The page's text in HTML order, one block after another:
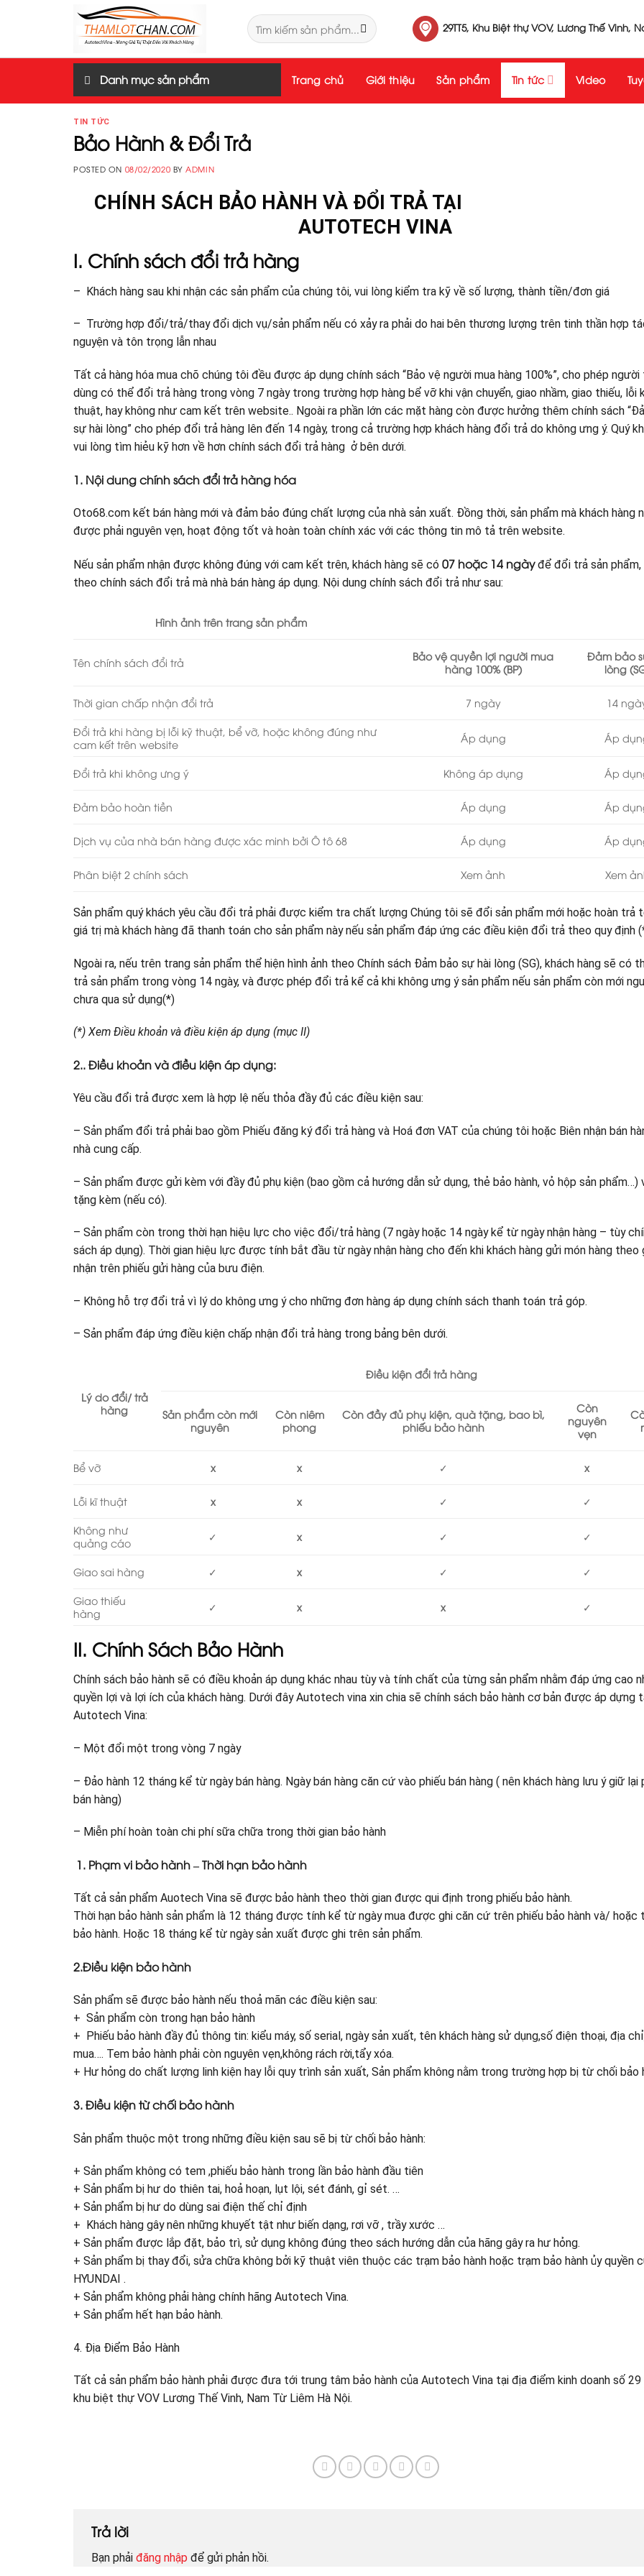
Tìm
kiếm:
29TT5, Khu Biệt thự VOV, Lương Thế Vinh,
Danh mục sản phẩm Trang chủ Giới thiệu Sản phẩm Tin tức Video
TIN TỨC
Bảo Hành & Đổi Trả
POSTED ON 08/02/2020 BY ADMIN
CHÍNH SÁCH BẢO HÀNH VÀ ĐỔI TRẢ TẠI
AUTOTECH VINA
I. Chính sách đổi trả hàng
– Khách hàng sau khi nhận các sản phẩm của chúng tôi, vui lòng kiểm tra kỹ về số lượng, thành tiền/đơn giá
– Trường hợp đổi/trả/thay đổi dịch vụ/sản phẩm nếu có xảy ra phải do hai bên thương lượng trên tinh thần hợp
nguyện và tôn trọng lẫn nhau
​Tất cả hàng hóa mua chõ chúng tôi đều được áp dụng chính sách “Bảo vệ người mua hàng 100%”, cho phép người
dùng có thể đổi trả hàng trong vòng 7 ngày trong trường hợp hàng bể vỡ khi vận chuyển, giao nhầm, giao thiếu, lỗi
thuật, hay không như cam kết trên website.. Ngoài ra phần lớn các mặt hàng còn được hưởng thêm chính sách
sự hài lòng” cho phép đổi trả hàng lên đến 14 ngày, trong cả trường hợp khách hàng đổi trả do không ưng ý. Quý
vui lòng tìm hiẻu kỹ hơn về hơn chính sách đổi trả hàng ở bên dưới.
1. Nội dung chính sách đổi trả hàng hóa
Oto68.com kết bán hàng mới và đảm bảo đúng chất lượng của nhà sản xuất. Đồng thời, sản phẩm mà khách hàng
được phải nguyên vẹn, hoạt động tốt và hoàn toàn chính xác với các thông tin mô tả trên website.
Nếu sản phẩm nhận được không đúng với cam kết trên, khách hàng sẽ có 07 hoặc 14 ngàyđể đổi trả sản phẩm,
theo chính sách đổi trả mà nhà bán hàng áp dụng. Nội dung chính sách đổi trả như sau:
Hình ảnh trên trang sản phẩm
Tên chính sách đổi trả
Bảo vệ quyền lợi người mua
hàng 100% (BP)
Đảm bảo
lòng
Thời gian chấp nhận đổi trả 7 ngày 14
Đổi trả khi hàng bị lỗi kỹ thuật, bể vỡ, hoặc không đúng như
cam kết trên website
Áp dụng Áp
Đổi trả khi không ưng ý Không áp dụng Áp
Đảm bảo hoàn tiền Áp dụng Áp
Dịch vụ của nhà bán hàng được xác minh bởi Ô tô 68 Áp dụng Áp
Phân biệt 2 chính sách Xem ảnh Xem
Sản phẩm quý khách yêu cầu đổi trả phải được kiểm tra chất lượng Chúng tôi sẽ đổi sản phẩm mới hoặc hoàn trả
giá trị mà khách hàng đã thanh toán cho sản phẩm này nếu sản phẩm đáp ứng các điều kiện đổi trả theo quy định
Ngoài ra, nếu trên trang sản phẩm thể hiện hình ảnh theo Chính sách Đảm bảo sự hài lòng (SG), khách hàng sẽ có
trả sản phẩm trong vòng 14 ngày, và được phép đổi trả kể cả khi không ưng ý sản phẩm nếu sản phẩm còn mới
chưa qua sử dụng(*)
(*) Xem Điều khoản và điều kiện áp dụng (mục II)
2.. Điều khoản và điều kiện áp dụng:
Yêu cầu đổi trả được xem là hợp lệ nếu thỏa đầy đủ các điều kiện sau:
– Sản phẩm đổi trả phải bao gồm Phiếu đăng ký đổi trả hàng và Hoá đơn VAT của chúng tôi hoặc Biên nhận bán
nhà cung cấp.
– Sản phẩm được gửi kèm với đầy đủ phụ kiện (bao gồm cả hướng dẫn sử dụng, thẻ bảo hành, vỏ hộp sản phẩm…)
tặng kèm (nếu có).
– Sản phẩm còn trong thời hạn hiệu lực cho việc đổi/trả hàng (7 ngày hoặc 14 ngày kể từ ngày nhận hàng – tùy
sách áp dụng). Thời gian hiệu lực được tính bắt đầu từ ngày nhận hàng cho đến khi khách hàng gửi món hàng theo
nhận trên phiếu gửi hàng của bưu điện.
– Không hỗ trợ đổi trả vì lý do không ưng ý cho những đơn hàng áp dụng chính sách thanh toán trả góp.
– Sản phẩm đáp ứng điều kiện chấp nhận đổi trả hàng trong bảng bên dưới.
Lý do đổi/ trả
hàng
Điều kiện đổi trả hàng
Sản phẩm còn mới
nguyên
Còn niêm
phong
Còn đầy đủ phụ kiện, quà tặng, bao bì,
phiếu bảo hành
Còn
nguyên
vẹn
Bể vỡ x x ✓ x
Lỗi kĩ thuật x x ✓ ✓
Không như
quảng cáo
✓ x ✓ ✓
Giao sai hàng ✓ x ✓ ✓
Giao thiếu
hàng
✓ x x ✓
II. Chính Sách Bảo Hành
Chính sách bảo hành sẽ có điều khoản áp dụng khác nhau tùy và tính chất của từng sản phẩm nhằm đáp ứng cao
quyền lợi và lợi ích của khách hàng. Dưới đây Autotech vina xin chia sẽ chính sách bảo hành cơ bản được áp dựng
Autotech Vina:
– Một đổi một trong vòng 7 ngày
– Đảo hành 12 tháng kể từ ngày bán hàng. Ngày bán hàng căn cứ vào phiếu bán hàng ( nên khách hàng lưu ý giữ lại
bán hàng)
– Miễn phí hoàn toàn chi phí sữa chữa trong thời gian bảo hành
1. Phạm vi bảo hành – Thời hạn bảo hành
Tất cả sản phẩm Auotech Vina sẽ được bảo hành theo thời gian được qui định trong phiếu bảo hành.
Thời hạn bảo hành sản phẩm là 12 tháng được tính kể từ ngày mua được ghi căn cứ trên phiếu bảo hành và/ hoặc
bảo hành. Hoặc 18 tháng kể từ ngày sản xuất được ghi trên sản phẩm.
2.Điều kiện bảo hành
Sản phẩm sẽ được bảo hành nếu thoả mãn các điều kiện sau:
+ Sản phẩm còn trong hạn bảo hành
+ Phiếu bảo hành đầy đủ thông tin: kiểu máy, số serial, ngày sản xuất, tên khách hàng sử dụng,số điện thoại, địa
mua…. Tem bảo hành phải còn nguyên vẹn,không rách rời,tẩy xóa.
+ Hư hỏng do chất lượng linh kiện hay lỗi quy trình sản xuất, Sản phẩm không nằm trong trường hợp bị từ chối bảo
3. Điều kiện từ chối bảo hành
Sản phẩm thuộc một trong những điều kiện sau sẽ bị từ chối bảo hành:
+ Sản phẩm không có tem ,phiếu bảo hành trong lần bảo hành đầu tiên
+ Sản phẩm bị hư do thiên tai, hoả hoạn, lụt lội, sét đánh, gỉ sét. …
+ Sản phẩm bị hư do dùng sai điện thế chỉ định
+ Khách hàng gây nên những khuyết tật như biến dạng, rơi vỡ , trầy xước …
+ Sản phẩm được lắp đặt, bảo trì, sử dụng không đúng theo sách hướng dẫn của hãng gây ra hư hỏng.
+ Sản phẩm bị thay đổi, sửa chữa không bởi kỹ thuật viên thuộc các trạm bảo hành hoặc trạm bảo hành ủy quyền
HYUNDAI .
+ Sản phẩm không phải hàng chính hãng Autotech Vina.
+ Sản phẩm hết hạn bảo hành.
4. Địa Điểm Bảo Hành
Tất cả sản phẩm bảo hành phải được đưa tới trung tâm bảo hành của Autotech Vina tại địa điểm kinh doanh số
khu biệt thự VOV Lương Thế Vinh, Nam Từ Liêm Hà Nội.
Trả lời
Bạn phải đăng nhập để gửi phản hồi.